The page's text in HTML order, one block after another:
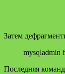
Затем
mysqladmin
Последняя